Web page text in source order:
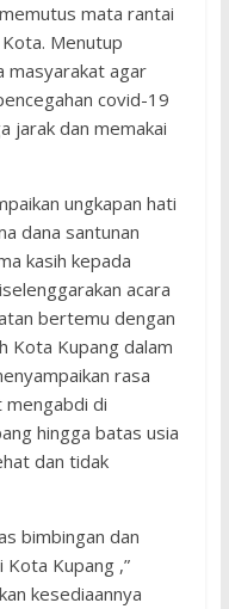
mata rantai
Menutup
masyarakat agar
covid-19
jarak dan memakai
ungkapan hati
dana santunan
kasih kepada
acara
bertemu dengan
Kota Kupang dalam
rasa
mengabdi di
hingga batas usia
dan tidak
bimbingan dan
Kupang ,”
kesediaannya